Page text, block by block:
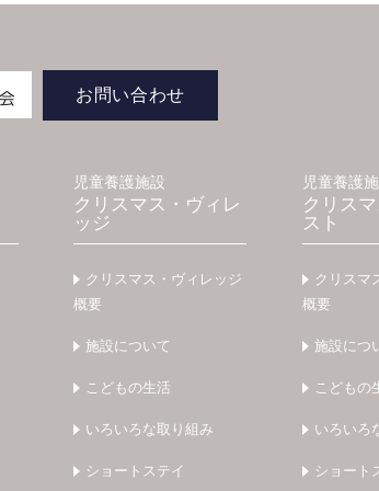
お問い合わせ
児童養護施設
クリスマス・ヴィレ
ッジ
クリスマス・ヴィレッジ
概要
施設について
こどもの生活
いろいろな取り組み
ショートステイ
児童養護
クリス
スト
クリスマ
概要
施設につ
こどもの
いろいろ
ショート